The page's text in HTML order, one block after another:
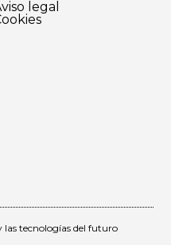
legal
las tecnologías del futuro